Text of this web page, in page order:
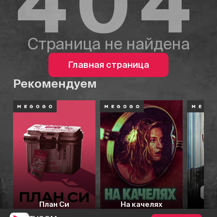
Страница не найдена
Главная страница
Рекомендуем
План Си На качелях